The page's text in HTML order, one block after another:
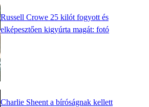
Russell Crowe 25 kilót fogyott és
elképesztően kigyúrta magát: fotó
Charlie Sheent a bíróságnak kellett